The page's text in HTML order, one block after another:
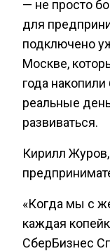
— не просто
для
подключено
Москве,
года
реальные
развиваться.
Кирилл
«Когда мы с
каждая
СберБизнес